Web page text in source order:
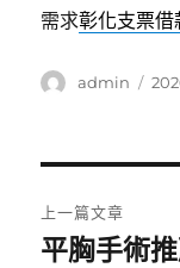
需求彰化支票借
作
admin
發
章
上一篇文章
上
平胸手術